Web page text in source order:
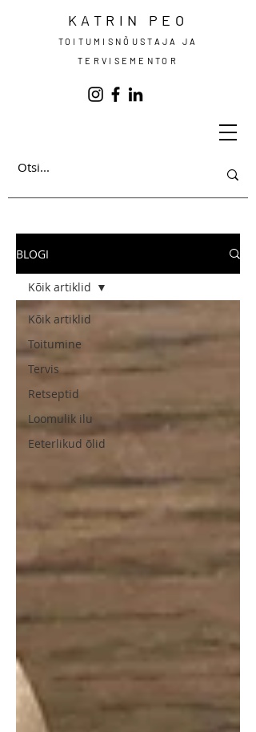
KATRIN PEO
TOITUMISNÕUSTAJA JA
TERVISEMENTOR
BLOGI
Kõik artiklid
Toitumine
Tervis
Retseptid
Loomulik ilu
Eeterlikud õlid
Kõik artiklid